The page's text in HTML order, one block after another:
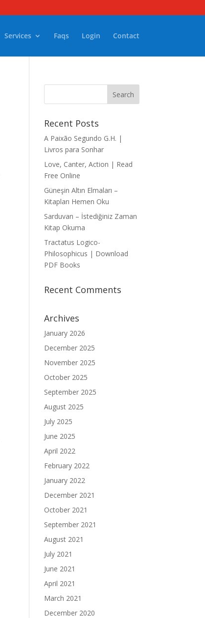
Services Faqs Login Contact
Recent Posts
A Paixão Segundo G.H. |
Livros para Sonhar
Love, Canter, Action | Read
Free Online
Güneşin Altın Elmaları –
Kitapları Hemen Oku
Sarduvan – İstediğiniz Zaman
Kitap Okuma
Tractatus Logico-
Philosophicus | Download
PDF Books
Recent Comments
Archives
January 2026
December 2025
November 2025
October 2025
September 2025
August 2025
July 2025
June 2025
April 2022
February 2022
January 2022
December 2021
October 2021
September 2021
August 2021
July 2021
June 2021
April 2021
March 2021
December 2020